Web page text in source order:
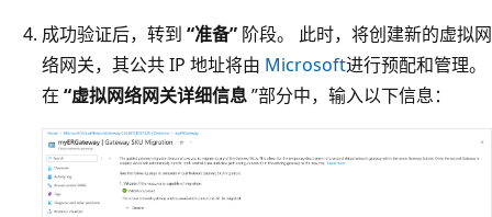
成功验证后，转到 “准备” 阶段。 此时，将创建新的虚拟网
络网关，其公共 IP 地址将由 Microsoft进行预配和管理。
在 “虚拟网络网关详细信息”部分中，输入以下信息：